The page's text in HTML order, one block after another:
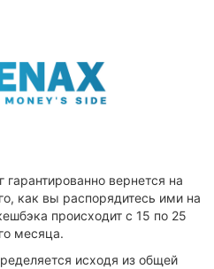
вернется на
как вы распорядитесь ими на
происходит с 15 по 25
месяца.
исходя из общей